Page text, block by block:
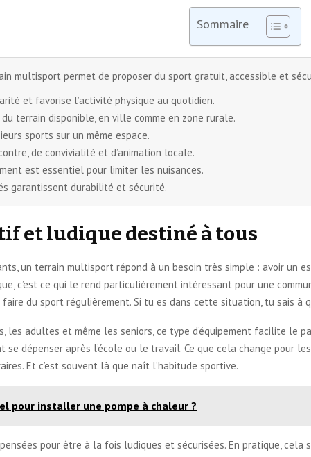
Sommaire
multisport permet de proposer du sport gratuit, accessible et
et favorise l’activité physique au quotidien.
terrain disponible, en ville comme en zone rurale.
sports sur un même espace.
de convivialité et d’animation locale.
est essentiel pour limiter les nuisances.
garantissent durabilité et sécurité.
et ludique destiné à tous
un terrain multisport répond à un besoin très simple : avoir un
c’est ce qui le rend particulièrement intéressant pour une
du sport régulièrement. Si tu es dans cette situation, tu sais à
les adultes et même les seniors, ce type d’équipement facilite le
dépenser après l’école ou le travail. Ce que cela change pour
Et c’est souvent là que naît l’habitude sportive.
pour installer une pompe à chaleur ?
pour être à la fois ludiques et sécurisées. En pratique,